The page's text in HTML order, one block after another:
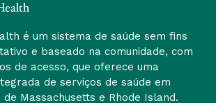
é um sistema de saúde sem fins
e baseado na comunidade, com
de acesso, que oferece uma
de serviços de saúde em
Massachusetts e Rhode Island.